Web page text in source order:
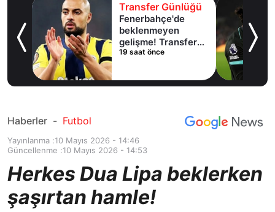
Transfer Günlüğü
Fenerbahçe'de
beklenmeyen
gelişme! Transfer
iptal oldu
19 saat önce
Haberler - Futbol
Yayınlanma :10 Mayıs 2026 - 14:46
Güncellenme :10 Mayıs 2026 - 14:53
Herkes Dua Lipa beklerken
şaşırtan hamle!